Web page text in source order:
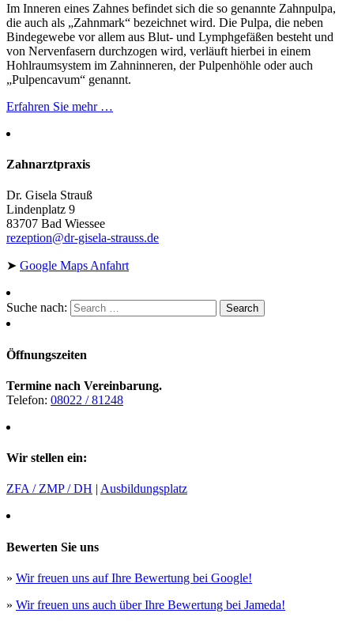
Im Inneren eines Zahnes befindet sich die so genannte Zahnpulpa,
die auch als „Zahnmark“ bezeichnet wird. Die Pulpa, die neben
Bindegewebe vor allem aus Blut- und Lymphgefäßen besteht und
von Nervenfasern durchzogen wird, verläuft hierbei in einem
Hohlraumsystem im Zahninneren, der Pulpenhöhle oder auch
„Pulpencavum“ genannt.
Erfahren Sie mehr …
Zahnarztpraxis
Dr. Gisela Strauß
Lindenplatz 9
83707 Bad Wiessee
rezeption@dr-gisela-strauss.de
➤ Google Maps Anfahrt
Suche nach:
Öffnungszeiten
Termine nach Vereinbarung.
Telefon: 08022 / 81248
Wir stellen ein:
ZFA / ZMP / DH Ausbildungsplatz
Bewerten Sie uns
» Wir freuen uns auf Ihre Bewertung bei Google!
» Wir freuen uns auch über Ihre Bewertung bei Jameda!